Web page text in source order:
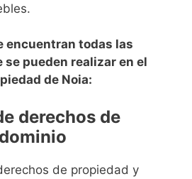
encuentran todas las
pueden realizar en el
de Noia:
derechos de
de propiedad y